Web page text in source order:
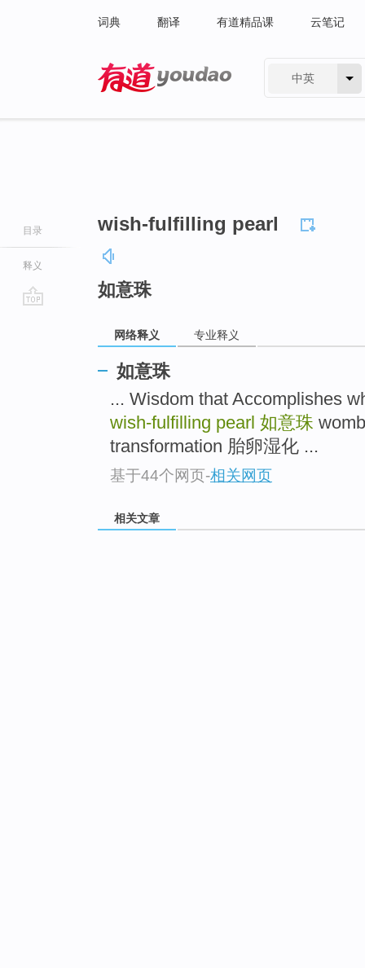
词典 翻译 有道精品课 云笔记
中英
目录
释义
wish-fulfilling pearl
如意珠
网络释义 专业释义
如意珠
... Wisdom that Accomplishes
wish-fulfilling pearl 如意珠
transformation 胎卵湿化 ...
基于44个网页-相关网页
相关文章